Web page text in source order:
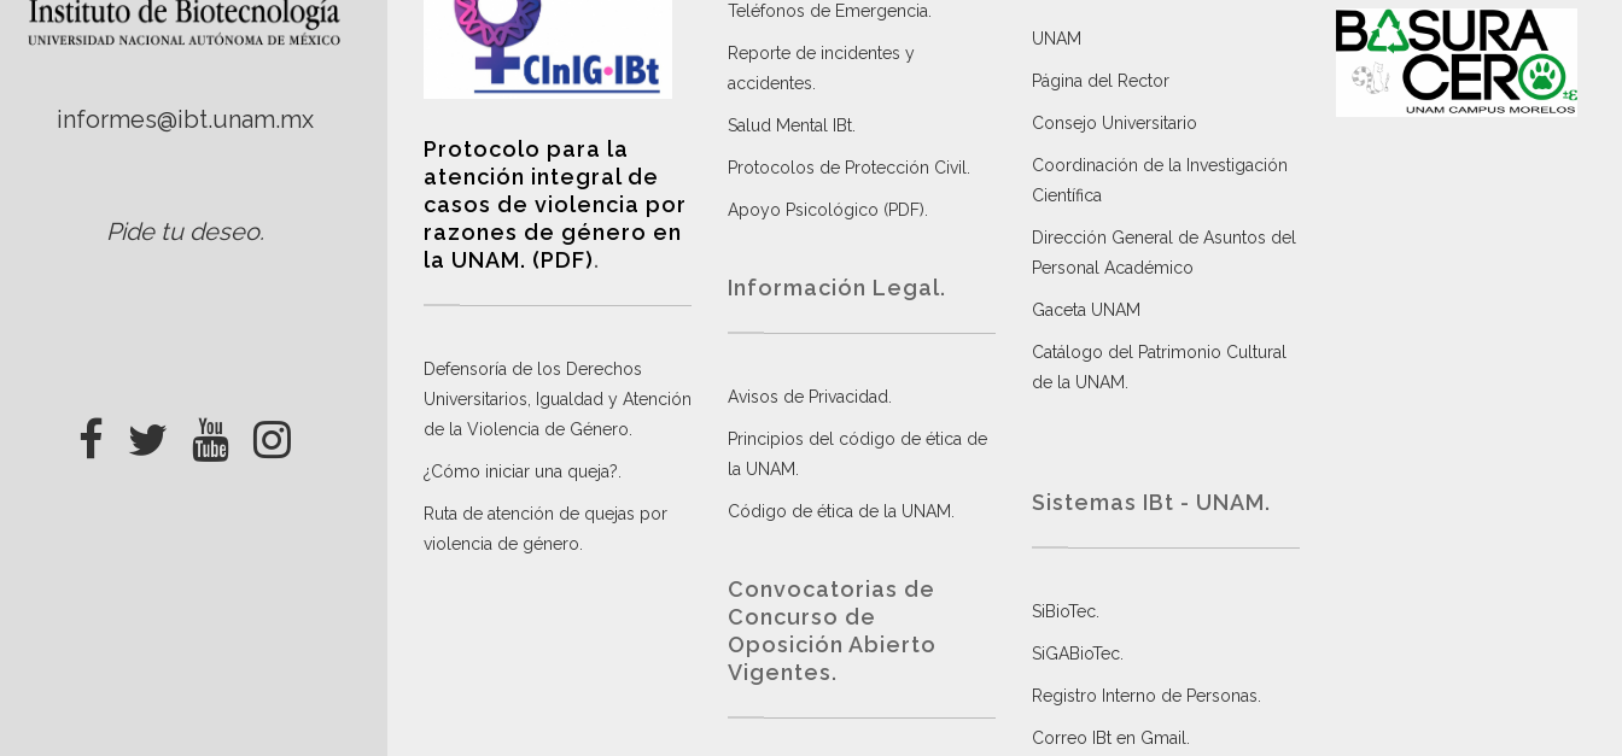
informes@ibt.unam.mx
Pide tu deseo.
Protocolo para la
atención integral de
casos de violencia por
razones de género en
la UNAM. (PDF).
Defensoría de los Derechos
Universitarios, Igualdad y Atención
de la Violencia de Género
¿Cómo iniciar una queja?
Ruta de atención de quejas por
violencia de género
Teléfonos de Emergencia.
Reporte de incidentes y
accidentes
Salud Mental IBt
Protocolos de Protección Civil
Apoyo Psicológico (PDF)
Información Legal.
Avisos de Privacidad
Principios del código de ética de
la UNAM
Código de ética de la UNAM
Convocatorias de
Concurso de
Oposición Abierto
Vigentes.
UNAM
Página del Rector
Consejo Universitario
Coordinación de la Investigación
Científica
Dirección General de Asuntos del
Personal Académico
Gaceta UNAM
Catálogo del Patrimonio Cultural
de la UNAM.
Sistemas IBt - UNAM.
SiBioTec
SiGABioTec.
Registro Interno de Personas
Correo IBt en Gmail